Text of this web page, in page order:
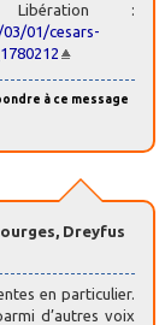
Libération :
01/cesars-
à ce message
Dreyfus
en particulier.
d’autres voix